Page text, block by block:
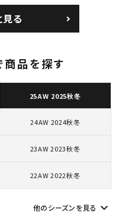
search
ー・クルーネック
す
ト 白
ムグッドイナフ ナイキ
エアフォース１スニー
ト
見る
商品を探す
25AW 2025秋冬
24AW 2024秋冬
23AW 2023秋冬
22AW 2022秋冬
他のシーズンを見る keyboard_arrow_down